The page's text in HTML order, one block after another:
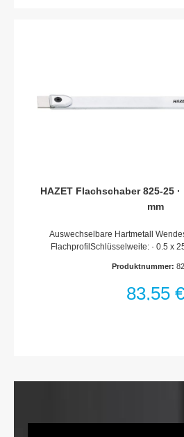
HAZET Flachschaber 825-25
mm
Auswechselbare Hartmetall
FlachprofilSchlüsselweite: · 0.5 x 25 mmAbmessungen /
Produktnummer:
83,55 €